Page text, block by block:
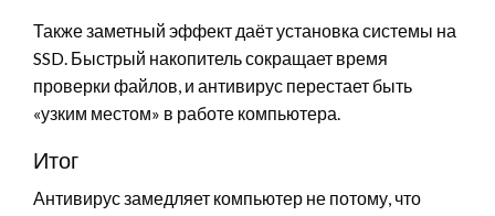
Также заметный эффект даёт установка системы на
SSD. Быстрый накопитель сокращает время
проверки файлов, и антивирус перестает быть
«узким местом» в работе компьютера.
Итог
Антивирус замедляет компьютер не потому, что